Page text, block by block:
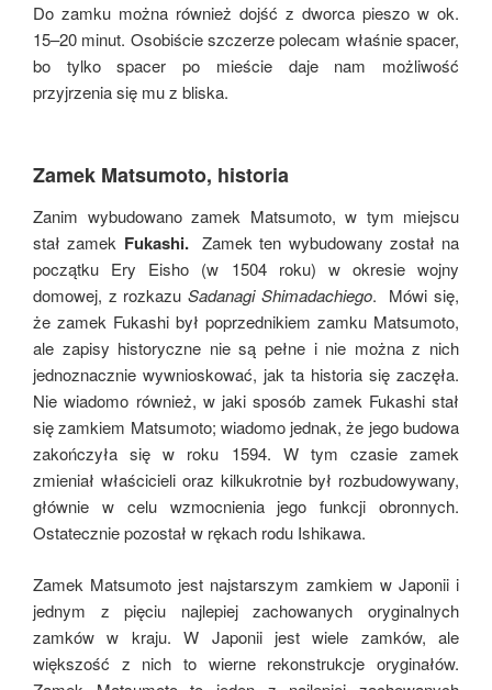
Do zamku można również dojść z dworca pieszo w ok.
15–20 minut. Osobiście szczerze polecam właśnie spacer,
bo tylko spacer po mieście daje nam możliwość
przyjrzenia się mu z bliska.
Zamek Matsumoto, historia
Zanim wybudowano zamek Matsumoto, w tym miejscu
stał zamek Fukashi. Zamek ten wybudowany został na
początku Ery Eisho (w 1504 roku) w okresie wojny
domowej, z rozkazuSadanagi Shimadachiego. Mówi się,
że zamek Fukashi był poprzednikiem zamku Matsumoto,
ale zapisy historyczne nie są pełne i nie można z nich
jednoznacznie wywnioskować, jak ta historia się zaczęła.
Nie wiadomo również, w jaki sposób zamek Fukashi stał
się zamkiem Matsumoto; wiadomo jednak, że jego budowa
zakończyła się w roku 1594. W tym czasie zamek
zmieniał właścicieli oraz kilkukrotnie był rozbudowywany,
głównie w celu wzmocnienia jego funkcji obronnych.
Ostatecznie pozostał w rękach rodu Ishikawa.
Zamek Matsumoto jest najstarszym zamkiem w Japonii i
jednym z pięciu najlepiej zachowanych oryginalnych
zamków w kraju. W Japonii jest wiele zamków, ale
większość z nich to wierne rekonstrukcje oryginałów.